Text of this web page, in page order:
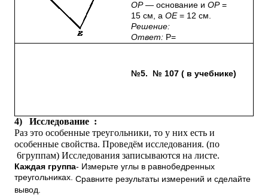
ОР— основание иОР=
15 см, аОЕ= 12 см.
Решение:
Ответ: Р=
№5. № 107 ( в учебнике)
4)
Исследование :
Раз это особенные треугольники, то у них есть и
особенные свойства. Проведём исследования. (по
6группам) Исследования записываются на листе.
Каждая группа- Измерьте углы в равнобедренных
треугольниках. Сравните результаты измерений и сделайте
вывод.